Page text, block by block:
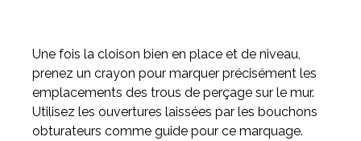
Une fois la cloison bien en place et de niveau,
prenez un crayon pour marquer précisément les
emplacements des trous de perçage sur le mur.
Utilisez les ouvertures laissées par les bouchons
obturateurs comme guide pour ce marquage.